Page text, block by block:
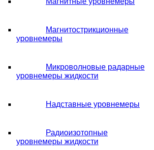
Магнитострикционные
уровнемеры
Микроволновые радарные
уровнемеры жидкости
Надставные уровнемеры
Радиоизотопные
уровнемеры жидкости